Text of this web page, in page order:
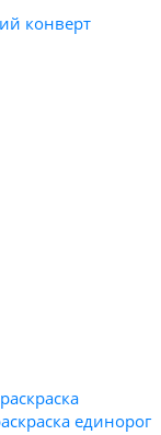
конверт
единорог